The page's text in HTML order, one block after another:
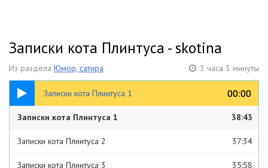
Записки кота Плинтуса - skotina
Из раздела Юмор, сатира 3 часа 3 минуты
Записки кота Плинтуса 1 00:00
00:00
38:43
Записки кота Плинтуса 1 38:43
Записки кота Плинтуса 2 37:34
Записки кота Плинтуса 3 35:58